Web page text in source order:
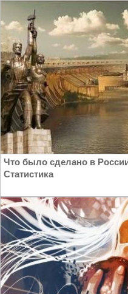
Что было сделано в
Статистика